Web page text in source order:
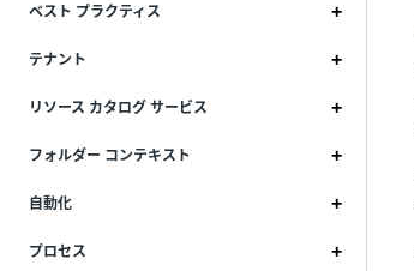
ベスト プラクティス
テナント
リソース カタログ サービス
フォルダー コンテキスト
自動化
プロセス